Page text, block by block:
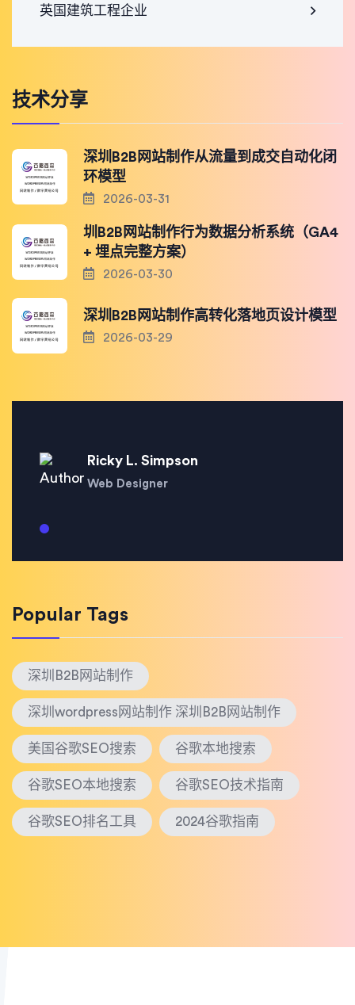
英国建筑工程企业
技术分享
深圳B2B网站制作从流量到成交自动化闭
环模型
2026-03-31
圳B2B网站制作行为数据分析系统（GA4
+ 埋点完整方案）
2026-03-30
深圳B2B网站制作高转化落地页设计模型
2026-03-29
Ricky L. Simpson
Web Designer
Popular Tags
深圳B2B网站制作
深圳wordpress网站制作 深圳B2B网站制作
美国谷歌SEO搜索 谷歌本地搜索
谷歌SEO本地搜索 谷歌SEO技术指南
谷歌SEO排名工具 2024谷歌指南